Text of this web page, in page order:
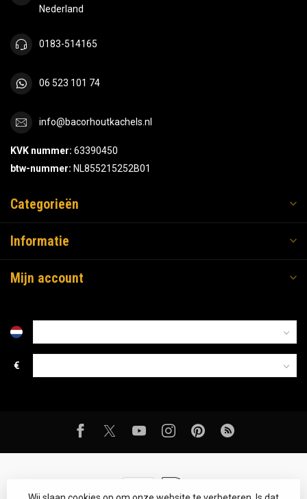
Nederland
0183-514165
06 523 101 74
info@bacorhoutkachels.nl
KVK nummer: 63390450
btw-nummer: NL855215252B01
Categorieën
Informatie
Mijn account
€